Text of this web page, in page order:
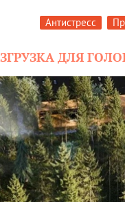
Антистресс
ДЛЯ